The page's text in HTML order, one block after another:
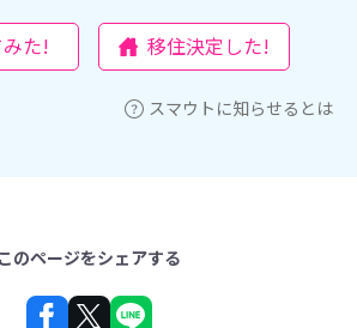
た! 移住決定した!
スマウトに知らせるとは
このページをシェアする